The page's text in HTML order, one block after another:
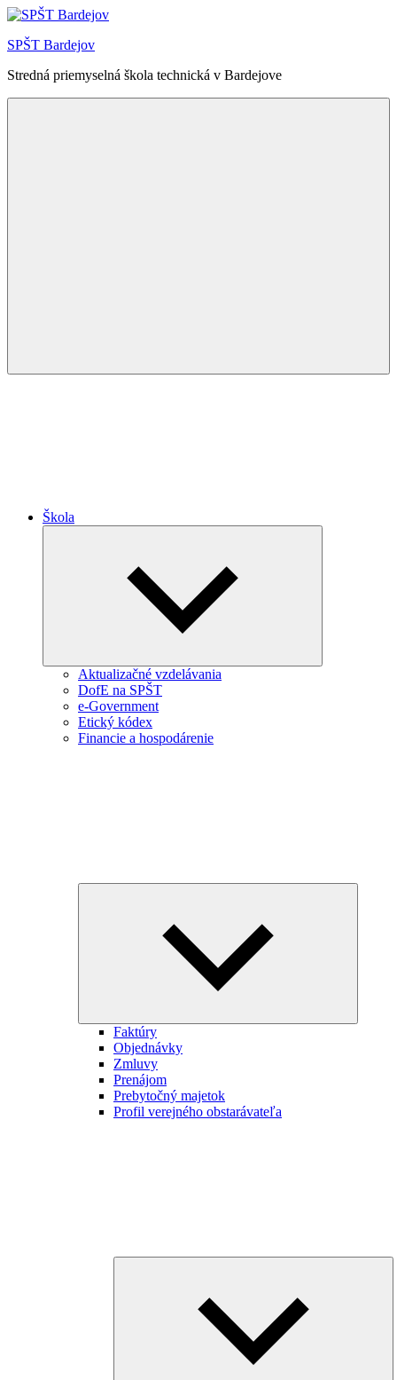
Skip
content
SPŠT Bardejov
Stredná priemyselná škola technická v Bardejove
Škola
Aktualizačné vzdelávania
DofE na SPŠT
e-Government
Etický kódex
Financie a hospodárenie
Faktúry
Objednávky
Zmluvy
Prenájom
Prebytočný majetok
Profil verejného obstarávateľa